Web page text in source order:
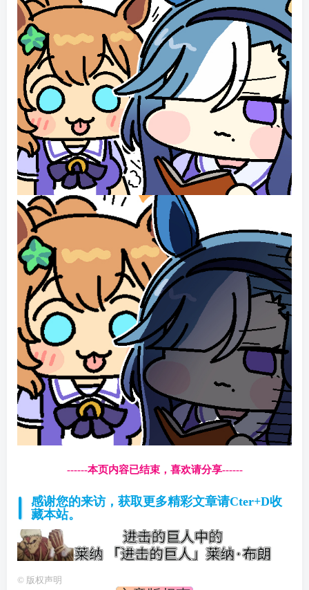
------本页内容已结束，喜欢请分享------
感谢您的来访，获取更多精彩文章请Cter+D收
藏本站。
© 版权声明